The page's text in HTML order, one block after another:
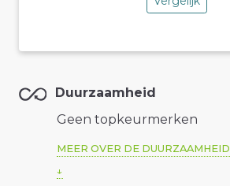
Duurzaamheid
Geen topkeurmerken
MEER OVER DE